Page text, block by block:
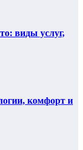
виды услуг,
комфорт и